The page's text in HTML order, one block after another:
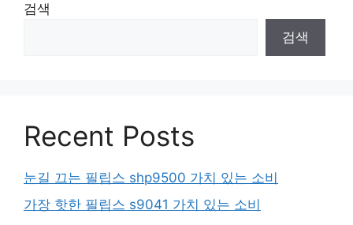
검색
검색
Recent Posts
눈길 끄는 필립스 shp9500 가치 있는 소비
가장 핫한 필립스 s9041 가치 있는 소비